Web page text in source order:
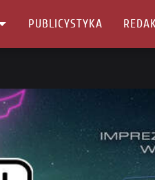
PUBLICYSTYKA